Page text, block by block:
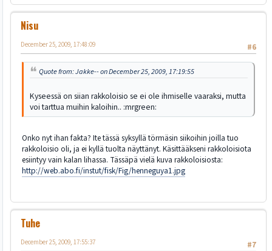
Nisu
#6
December 25, 2009, 17:48:09
Quote from: Jakke-- on December 25, 2009, 17:19:55
Kyseessä on siian rakkoloisio se ei ole ihmiselle vaaraksi, mutta
voi tarttua muihin kaloihin.. :mrgreen:
Onko nyt ihan fakta? Ite tässä syksyllä törmäsin siikoihin joilla tuo
rakkoloisio oli, ja ei kyllä tuolta näyttänyt. Käsittääkseni rakkoloisiota
esiintyy vain kalan lihassa. Tässäpä vielä kuva rakkoloisiosta:
http://web.abo.fi/instut/fisk/Fig/henneguya1.jpg
Tuhe
#7
December 25, 2009, 17:55:37